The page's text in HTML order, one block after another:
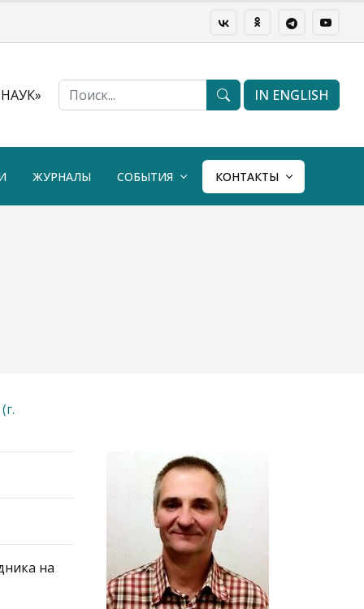
IN ENGLISH
ЖУРНАЛЫ СОБЫТИЯ КОНТАКТЫ
на